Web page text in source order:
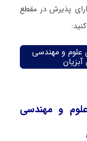
پذیرش در مقطع
علوم و مهندسی
و مهندسی